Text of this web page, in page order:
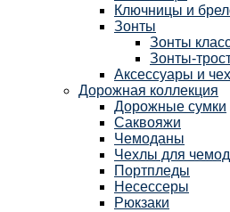
Ключницы и
Зонты
Зонты
Зонты-
Аксессуары и
Дорожная коллекция
Дорожные сумки
Саквояжи
Чемоданы
Чехлы для
Портпледы
Несессеры
Рюкзаки